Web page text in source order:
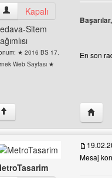
radyomaskot Kullanıcının
Kapalı
Sitem
★ 2016 BS 17.
Web Sayfası ★
En son
↑
Mesaj